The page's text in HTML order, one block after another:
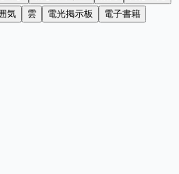
気 雲 電光掲示板
電子書籍